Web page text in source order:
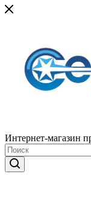
Интернет-магазин